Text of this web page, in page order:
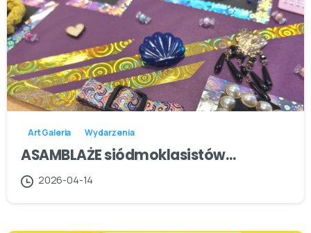
Art Galeria Wydarzenia
ASAMBLAŻE siódmoklasistów…
2026-04-14